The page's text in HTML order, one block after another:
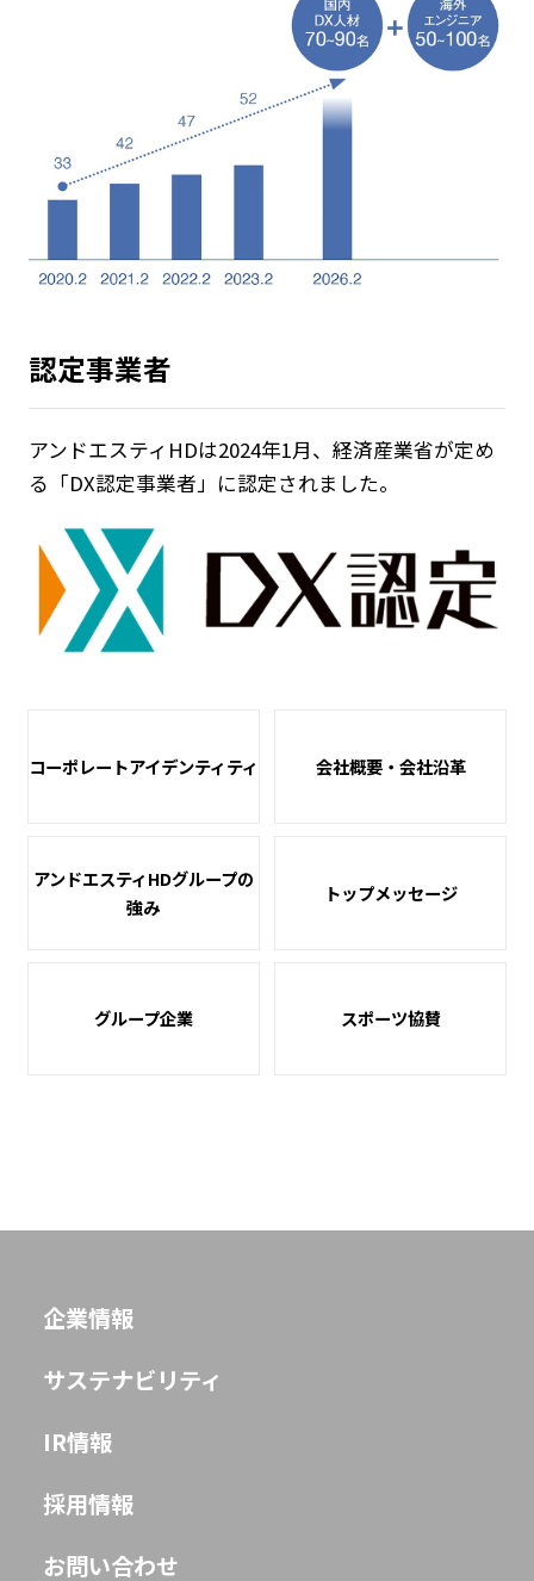
認定事業者
アンドエスティHDは2024年1月、経済産業省が定め
る「DX認定事業者」に認定されました。
コーポレートアイデンティティ 会社概要・会社沿革
アンドエスティHDグループの
強み
トップメッセージ
グループ企業 スポーツ協賛
企業情報
サステナビリティ
IR情報
採用情報
お問い合わせ